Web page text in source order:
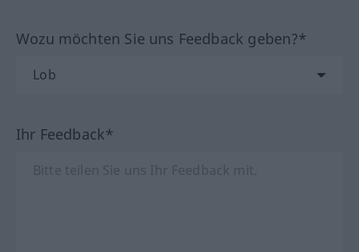
Wozu möchten Sie uns Feedback geben?*
Ihr Feedback*